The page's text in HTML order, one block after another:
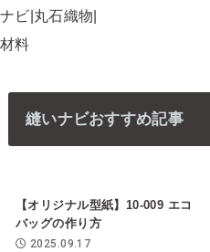
縫いナビおすすめ記事
【オリジナル型紙】10-009 エコ
バッグの作り方
2025.09.17